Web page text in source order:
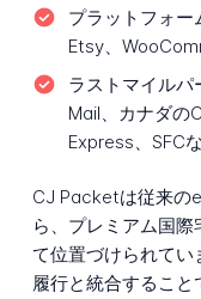
プラットフォー
Etsy、
ラストマイルパ
Mail、カナダの
Express、SFC
CJ Packetは従来の
ら、プレミアム国
て位置づけられてい
履行と統合するこ